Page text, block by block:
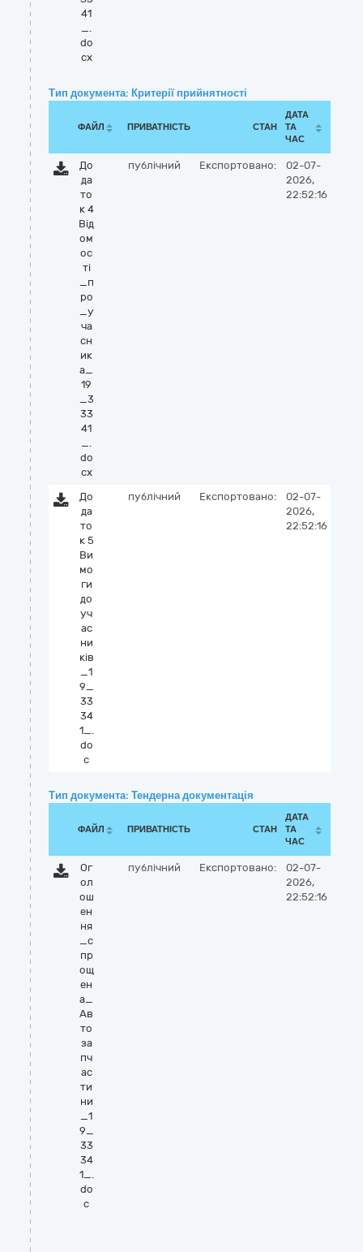
41
_.
do
cx
Тип документа: Критерії прийнятності
ФАЙЛ ПРИВАТНІСТЬ СТАН
ДАТА
ТА
ЧАС
До
да
то
к 4
Вiд
ом
ос
тi
_п
ро
_у
ча
сн
ик
а_
19
_3
33
41
_.
do
cx
публічний Експортовано:
02-07-
2026,
22:52:16
До
да
то
к 5
Ви
мо
ги
до
уч
ас
ни
ків
_1
9_
33
34
1_.
do
c
публічний Експортовано:
02-07-
2026,
22:52:16
Тип документа: Тендерна документація
ФАЙЛ ПРИВАТНІСТЬ СТАН
ДАТА
ТА
ЧАС
Ог
ол
ош
ен
ня
_с
пр
ощ
ен
а_
Ав
то
за
пч
ас
ти
ни
_1
9_
33
34
1_.
do
c
публічний Експортовано:
02-07-
2026,
22:52:16